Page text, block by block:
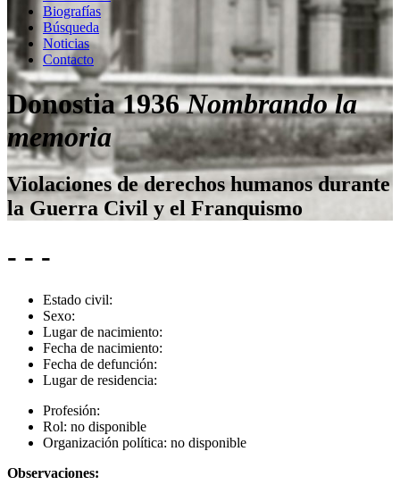
Biografías
Búsqueda
Noticias
Contacto
Donostia 1936Nombrando la
memoria
Violaciones de derechos humanos durante
la Guerra Civil y el Franquismo
- - -
Estado civil:
Sexo:
Lugar de nacimiento:
Fecha de nacimiento:
Fecha de defunción:
Lugar de residencia:
Profesión:
Rol: no disponible
Organización política: no disponible
Observaciones: